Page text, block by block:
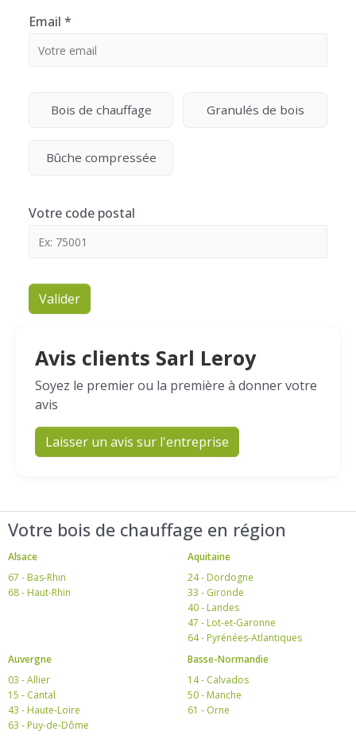
Email *
Bois de chauffage Granulés de bois
Bûche compressée
Votre code postal
Valider
Avis clients Sarl Leroy
Soyez le premier ou la première à donner votre
avis
Laisser un avis sur l'entreprise
Votre bois de chauffage en région
Alsace
67 - Bas-Rhin
68 - Haut-Rhin
Aquitaine
24 - Dordogne
33 - Gironde
40 - Landes
47 - Lot-et-Garonne
64 - Pyrénées-Atlantiques
Auvergne
03 - Allier
15 - Cantal
43 - Haute-Loire
63 - Puy-de-Dôme
Basse-Normandie
14 - Calvados
50 - Manche
61 - Orne